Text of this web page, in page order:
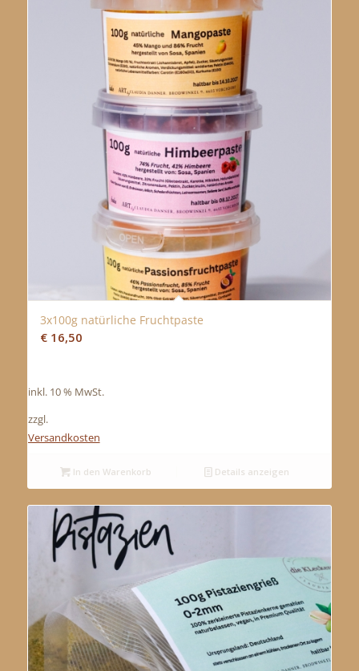
3x100g natürliche Fruchtpaste
€16,50
inkl. 10 % MwSt.
zzgl.
Versandkosten
In den Warenkorb Details anzeigen